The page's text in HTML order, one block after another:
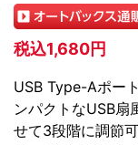
税込1,680円
USB Type-Aポー
ンパクトなUSB扇
せて3段階に調節